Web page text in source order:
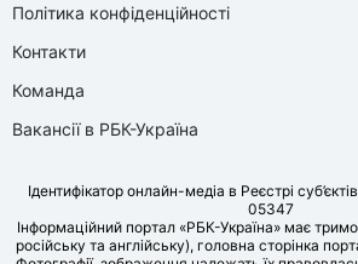
Політика конфіденційності
Контакти
Команда
Вакансії в РБК-Україна
Ідентифікатор онлайн-медіа в Реєстрі
05347
Інформаційний портал «РБК-Україна» має
російську та англійську), головна сторінка